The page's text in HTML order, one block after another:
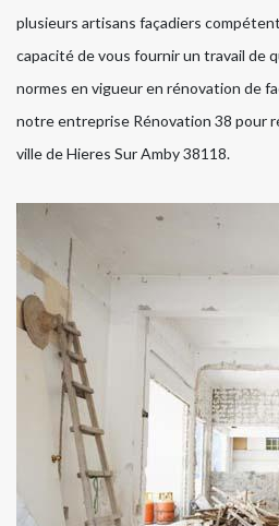
plusieurs artisans façadiers
capacité de vous fournir un travail de
normes en vigueur en rénovation de
notre entreprise Rénovation 38 pour
ville de Hieres Sur Amby 38118.